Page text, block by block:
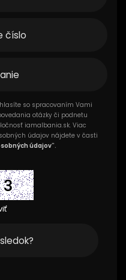
so spracovaním Vami
otázky či podnetu
iamalbania.sk. Viac
údajov nájdete v časti
údajov".